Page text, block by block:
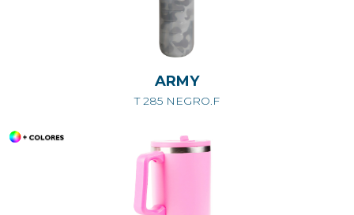
ARMY
T 285 NEGRO.F